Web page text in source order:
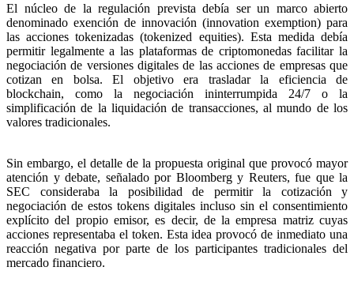
El núcleo de la regulación prevista debía ser un marco abierto
denominado exención de innovación (innovation exemption) para
las acciones tokenizadas (tokenized equities). Esta medida debía
permitir legalmente a las plataformas de criptomonedas facilitar la
negociación de versiones digitales de las acciones de empresas que
cotizan en bolsa. El objetivo era trasladar la eficiencia de
blockchain, como la negociación ininterrumpida 24/7 o la
simplificación de la liquidación de transacciones, al mundo de los
valores tradicionales.
Sin embargo, el detalle de la propuesta original que provocó mayor
atención y debate, señalado por Bloomberg y Reuters, fue que la
SEC consideraba la posibilidad de permitir la cotización y
negociación de estos tokens digitales incluso sin el consentimiento
explícito del propio emisor, es decir, de la empresa matriz cuyas
acciones representaba el token. Esta idea provocó de inmediato una
reacción negativa por parte de los participantes tradicionales del
mercado financiero.